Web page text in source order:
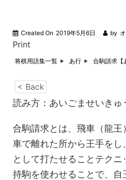
Created On 2019年5月6日 by
Print
将棋用語集一覧 あ行 合駒請求【
< Back
読み方：あいごませいきゅ
合駒請求とは、飛車（龍
車で離れた所から王手を
として打たせることテクニ
持駒を使わせることで、